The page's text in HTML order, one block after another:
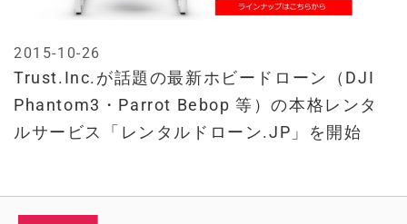
Trust.Inc.が話題の最新ホビードローン（DJI
Phantom3・Parrot Bebop 等）の本格レンタ
ルサービス「レンタルドローン.JP」を開始
2015-10-26